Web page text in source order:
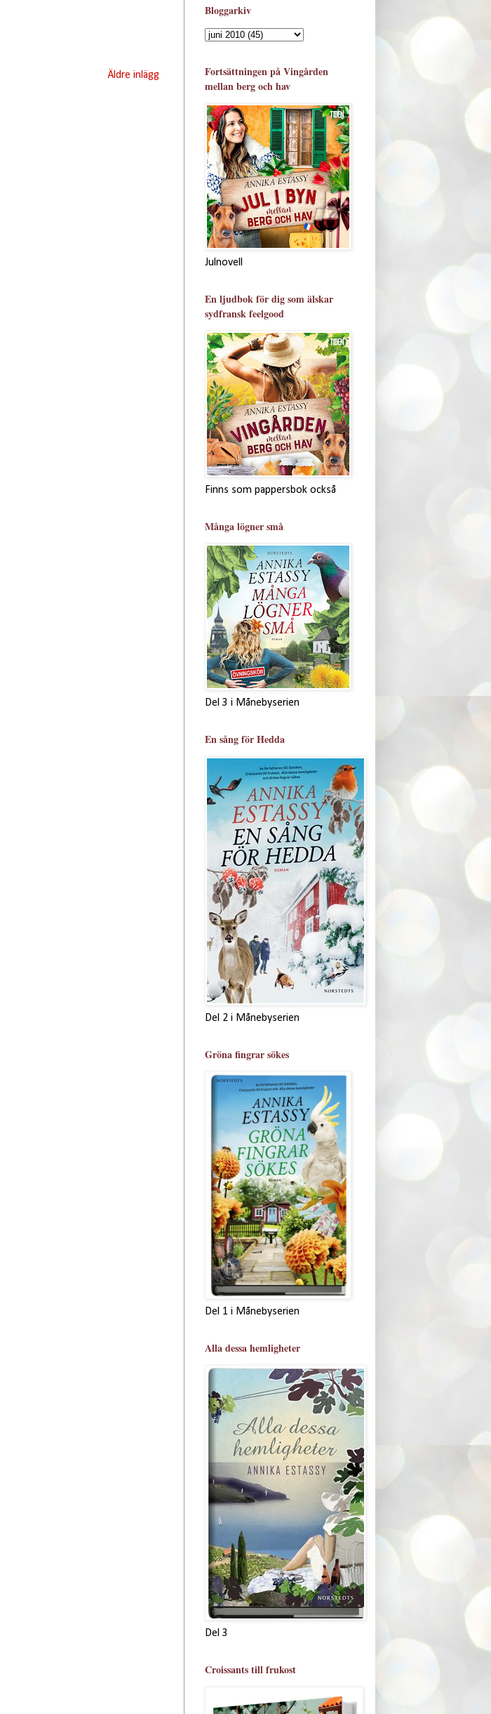
Äldre inlägg
Bloggarkiv
Fortsättningen på Vingården
mellan berg och hav
Julnovell
En ljudbok för dig som älskar
sydfransk feelgood
Finns som pappersbok också
Många lögner små
Del 3 i Månebyserien
En sång för Hedda
Del 2 i Månebyserien
Gröna fingrar sökes
Del 1 i Månebyserien
Alla dessa hemligheter
Del 3
Croissants till frukost